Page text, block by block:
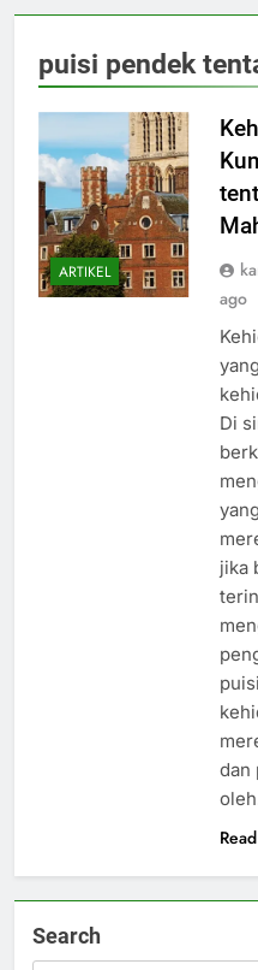
puisi pendek
ARTIKEL
ago
Di
jika
dan
Search